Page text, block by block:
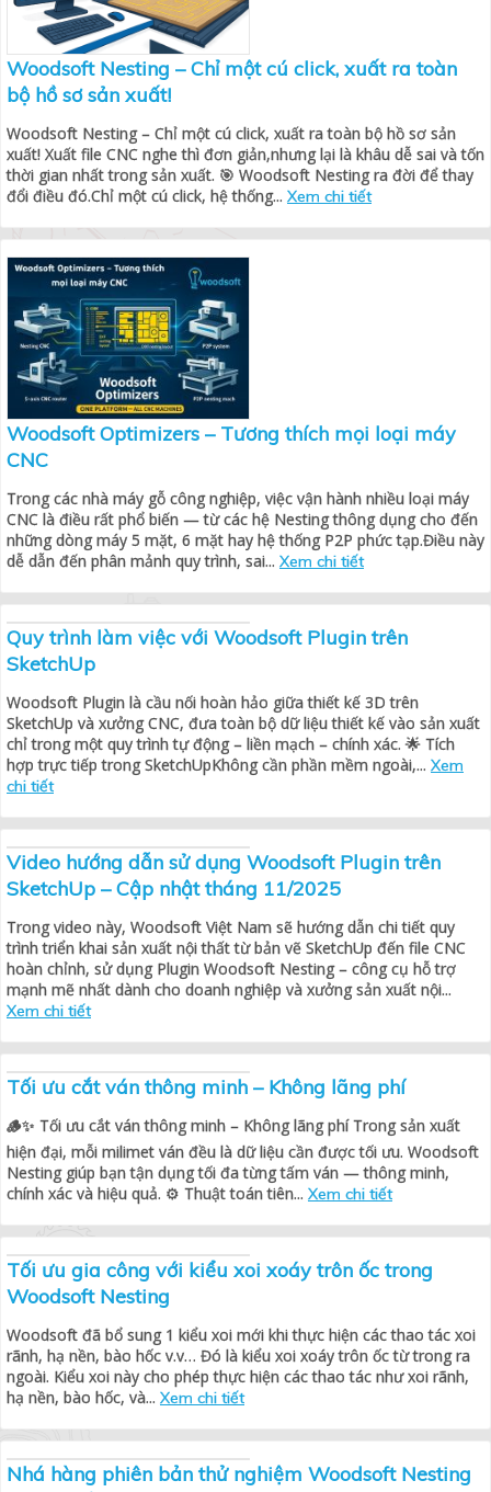
Woodsoft Nesting – Chỉ một cú click, xuất ra toàn
bộ hồ sơ sản xuất!
Woodsoft Nesting – Chỉ một cú click, xuất ra toàn bộ hồ sơ sản
xuất! Xuất file CNC nghe thì đơn giản,nhưng lại là khâu dễ sai và tốn
thời gian nhất trong sản xuất. 🎯 Woodsoft Nesting ra đời để thay
đổi điều đó.Chỉ một cú click, hệ thống... Xem chi tiết
Woodsoft Optimizers – Tương thích mọi loại máy
CNC
Trong các nhà máy gỗ công nghiệp, việc vận hành nhiều loại máy
CNC là điều rất phổ biến — từ các hệ Nesting thông dụng cho đến
những dòng máy 5 mặt, 6 mặt hay hệ thống P2P phức tạp.Điều này
dễ dẫn đến phân mảnh quy trình, sai... Xem chi tiết
Quy trình làm việc với Woodsoft Plugin trên
SketchUp
Woodsoft Plugin là cầu nối hoàn hảo giữa thiết kế 3D trên
SketchUp và xưởng CNC, đưa toàn bộ dữ liệu thiết kế vào sản xuất
chỉ trong một quy trình tự động – liền mạch – chính xác. 🌟 Tích
hợp trực tiếp trong SketchUpKhông cần phần mềm ngoài,... Xem
chi tiết
Video hướng dẫn sử dụng Woodsoft Plugin trên
SketchUp – Cập nhật tháng 11/2025
Trong video này, Woodsoft Việt Nam sẽ hướng dẫn chi tiết quy
trình triển khai sản xuất nội thất từ bản vẽ SketchUp đến file CNC
hoàn chỉnh, sử dụng Plugin Woodsoft Nesting – công cụ hỗ trợ
mạnh mẽ nhất dành cho doanh nghiệp và xưởng sản xuất nội...
Xem chi tiết
Tối ưu cắt ván thông minh – Không lãng phí
🪵✨ Tối ưu cắt ván thông minh – Không lãng phí Trong sản xuất
hiện đại, mỗi milimet ván đều là dữ liệu cần được tối ưu. Woodsoft
Nesting giúp bạn tận dụng tối đa từng tấm ván — thông minh,
chính xác và hiệu quả. ⚙️ Thuật toán tiên... Xem chi tiết
Tối ưu gia công với kiểu xoi xoáy trôn ốc trong
Woodsoft Nesting
Woodsoft đã bổ sung 1 kiểu xoi mới khi thực hiện các thao tác xoi
rãnh, hạ nền, bào hốc v.v… Đó là kiểu xoi xoáy trôn ốc từ trong ra
ngoài. Kiểu xoi này cho phép thực hiện các thao tác như xoi rãnh,
hạ nền, bào hốc, và... Xem chi tiết
Nhá hàng phiên bản thử nghiệm Woodsoft Nesting